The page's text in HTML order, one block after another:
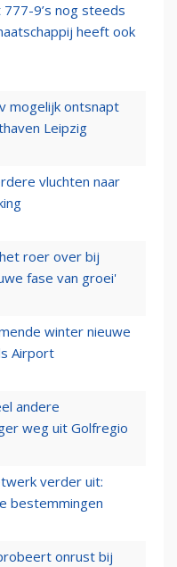
9’s nog steeds
heeft ook
mogelijk ontsnapt
Leipzig
vluchten naar
roer over bij
fase van groei'
winter nieuwe
Airport
andere
weg uit Golfregio
verder uit:
bestemmingen
onrust bij